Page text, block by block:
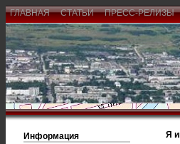
ГЛАВНАЯ СТАТЬИ ПРЕСС-РЕЛИЗЫ
Информация
Я